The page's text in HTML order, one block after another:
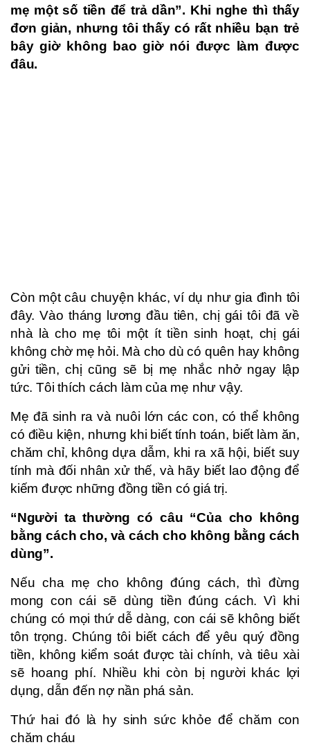
mẹ một số tiền để trả dần”. Khi nghe thì thấy
đơn giản, nhưng tôi thấy có rất nhiều bạn trẻ
bây giờ không bao giờ nói được làm được
đâu.
Còn một câu chuyện khác, ví dụ như gia đình tôi
đây. Vào tháng lương đầu tiên, chị gái tôi đã về
nhà là cho mẹ tôi một ít tiền sinh hoạt, chị gái
không chờ mẹ hỏi. Mà cho dù có quên hay không
gửi tiền, chị cũng sẽ bị mẹ nhắc nhở ngay lập
tức. Tôi thích cách làm của mẹ như vậy.
Mẹ đã sinh ra và nuôi lớn các con, có thể không
có điều kiện, nhưng khi biết tính toán, biết làm ăn,
chăm chỉ, không dựa dẫm, khi ra xã hội, biết suy
tính mà đối nhân xử thế, và hãy biết lao động để
kiếm được những đồng tiền có giá trị.
“Người ta thường có câu “Của cho không
bằng cách cho, và cách cho không bằng cách
dùng”.
Nếu cha mẹ cho không đúng cách, thì đừng
mong con cái sẽ dùng tiền đúng cách. Vì khi
chúng có mọi thứ dễ dàng, con cái sẽ không biết
tôn trọng. Chúng tôi biết cách để yêu quý đồng
tiền, không kiểm soát được tài chính, và tiêu xài
sẽ hoang phí. Nhiều khi còn bị người khác lợi
dụng, dẫn đến nợ nần phá sản.
Thứ hai đó là hy sinh sức khỏe để chăm con
chăm cháu